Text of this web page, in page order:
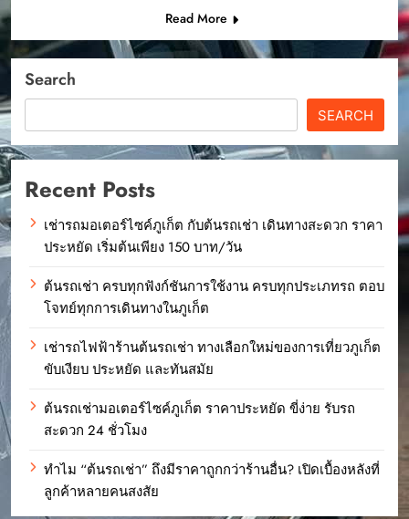
Read More
Search
SEARCH
Recent Posts
เช่ารถมอเตอร์ไซค์ภูเก็ต กับต้นรถเช่า เดินทางสะดวก ราคา
ประหยัด เริ่มต้นเพียง 150 บาท/วัน
ต้นรถเช่า ครบทุกฟังก์ชันการใช้งาน ครบทุกประเภทรถ ตอบ
โจทย์ทุกการเดินทางในภูเก็ต
เช่ารถไฟฟ้าร้านต้นรถเช่า ทางเลือกใหม่ของการเที่ยวภูเก็ต
ขับเงียบ ประหยัด และทันสมัย
ต้นรถเช่ามอเตอร์ไซค์ภูเก็ต ราคาประหยัด ขี่ง่าย รับรถ
สะดวก 24 ชั่วโมง
ทำไม “ต้นรถเช่า” ถึงมีราคาถูกกว่าร้านอื่น? เปิดเบื้องหลังที่
ลูกค้าหลายคนสงสัย